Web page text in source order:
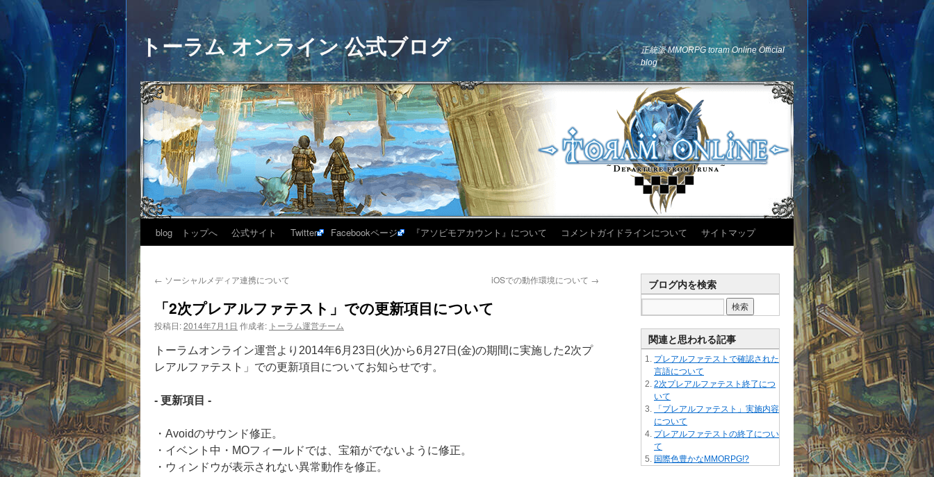
トーラム オンライン 公式ブログ
正統派 MMORPG toram Online Official
blog
blog トップへ 公式サイト Twitter Facebookページ 『アソビモアカウント』について コメントガイドラインについて サイトマップ
← ソーシャルメディア連携について iOSでの動作環境について →
「2次プレアルファテスト」での更新項目について
投稿日:2014年7月1日 作成者: トーラム運営チーム
トーラムオンライン運営より2014年6月23日(火)から6月27日(金)の期間に実施した2次プ
レアルファテスト」での更新項目についてお知らせです。
- 更新項目 -
・Avoidのサウンド修正。
・イベント中・MOフィールドでは、宝箱がでないように修正。
・ウィンドウが表示されない異常動作を修正。
ブログ内を検索
関連と思われる記事
プレアルファテストで確認された
言語について
2次プレアルファテスト終了につ
いて
「プレアルファテスト」実施内容
について
プレアルファテストの終了につい
て
国際色豊かなMMORPG!?